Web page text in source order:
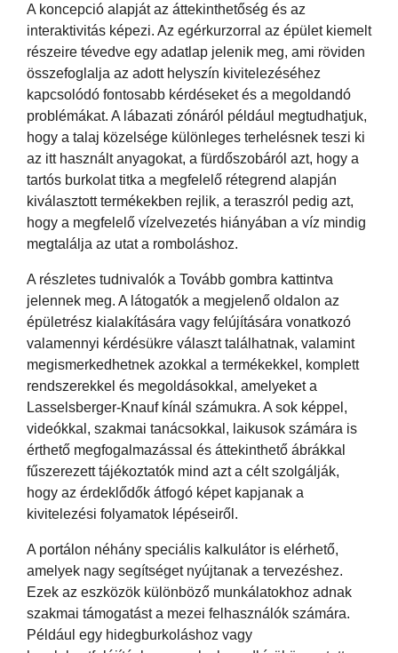
A koncepció alapját az áttekinthetőség és az
interaktivitás képezi. Az egérkurzorral az épület kiemelt
részeire tévedve egy adatlap jelenik meg, ami röviden
összefoglalja az adott helyszín kivitelezéséhez
kapcsolódó fontosabb kérdéseket és a megoldandó
problémákat. A lábazati zónáról például megtudhatjuk,
hogy a talaj közelsége különleges terhelésnek teszi ki
az itt használt anyagokat, a fürdőszobáról azt, hogy a
tartós burkolat titka a megfelelő rétegrend alapján
kiválasztott termékekben rejlik, a teraszról pedig azt,
hogy a megfelelő vízelvezetés hiányában a víz mindig
megtalálja az utat a romboláshoz.
A részletes tudnivalók a Tovább gombra kattintva
jelennek meg. A látogatók a megjelenő oldalon az
épületrész kialakítására vagy felújítására vonatkozó
valamennyi kérdésükre választ találhatnak, valamint
megismerkedhetnek azokkal a termékekkel, komplett
rendszerekkel és megoldásokkal, amelyeket a
Lasselsberger-Knauf kínál számukra. A sok képpel,
videókkal, szakmai tanácsokkal, laikusok számára is
érthető megfogalmazással és áttekinthető ábrákkal
fűszerezett tájékoztatók mind azt a célt szolgálják,
hogy az érdeklődők átfogó képet kapjanak a
kivitelezési folyamatok lépéseiről.
A portálon néhány speciális kalkulátor is elérhető,
amelyek nagy segítséget nyújtanak a tervezéshez.
Ezek az eszközök különböző munkálatokhoz adnak
szakmai támogatást a mezei felhasználók számára.
Például egy hidegburkoláshoz vagy